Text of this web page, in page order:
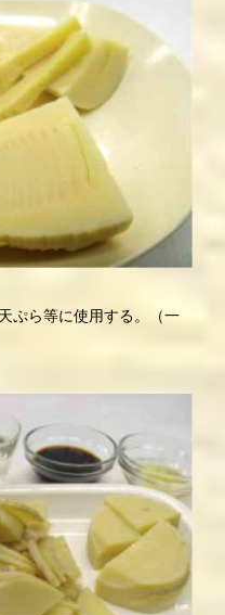
ぷら等に使用する。（一